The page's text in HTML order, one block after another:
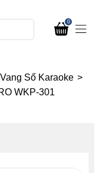
0
Vang Số Karaoke >
WKP-301